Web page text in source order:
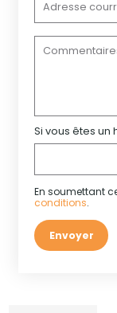
Si vous êtes un
En soumettant
conditions.
Envoyer